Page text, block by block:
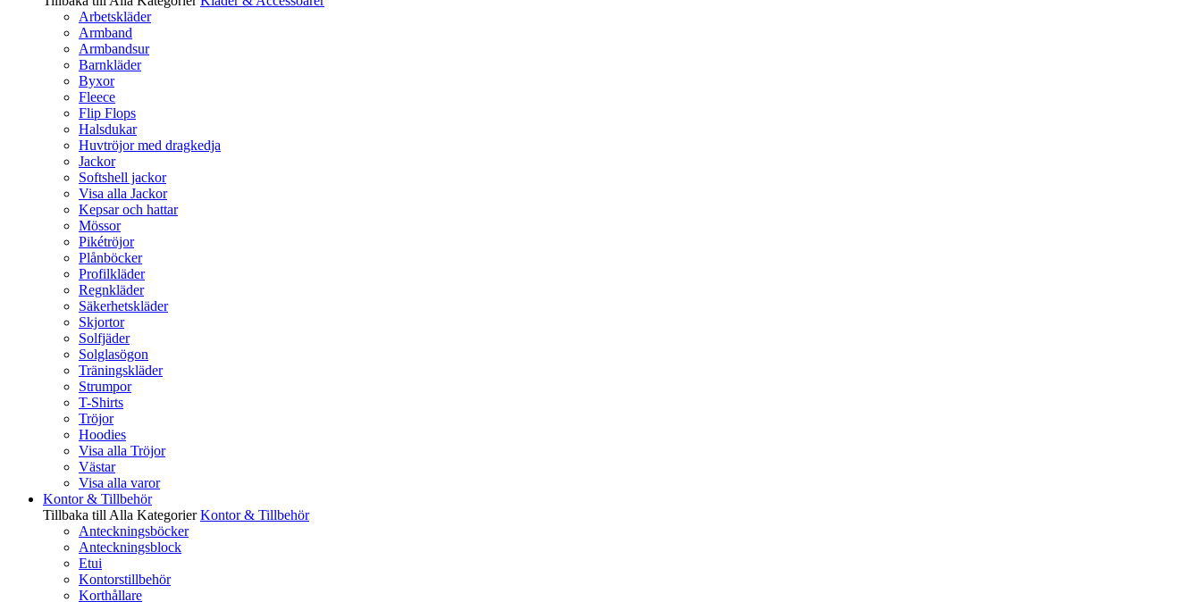
Arbetskläder
Armband
Armbandsur
Barnkläder
Byxor
Fleece
Flip Flops
Halsdukar
Huvtröjor med dragkedja
Jackor
Softshell jackor
Visa alla Jackor
Kepsar och hattar
Mössor
Pikétröjor
Plånböcker
Profilkläder
Regnkläder
Säkerhetskläder
Skjortor
Solfjäder
Solglasögon
Träningskläder
Strumpor
T-Shirts
Tröjor
Hoodies
Visa alla Tröjor
Västar
Visa alla varor
Kontor & Tillbehör
Tillbaka till Alla Kategorier Kontor & Tillbehör
Anteckningsböcker
Anteckningsblock
Etui
Kontorstillbehör
Korthållare